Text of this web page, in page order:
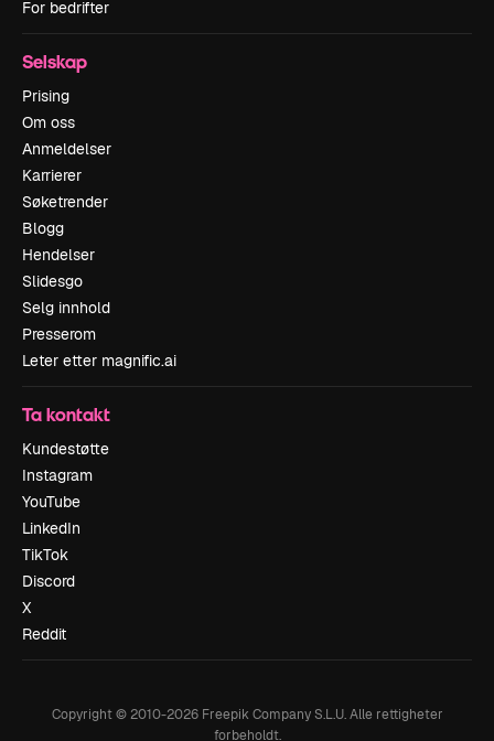
For bedrifter
Selskap
Prising
Om oss
Anmeldelser
Karrierer
Søketrender
Blogg
Hendelser
Slidesgo
Selg innhold
Presserom
Leter etter magnific.ai
Ta kontakt
Kundestøtte
Instagram
YouTube
LinkedIn
TikTok
Discord
X
Reddit
Copyright © 2010-2026Freepik Company S.L.U. Alle rettigheter
forbeholdt.